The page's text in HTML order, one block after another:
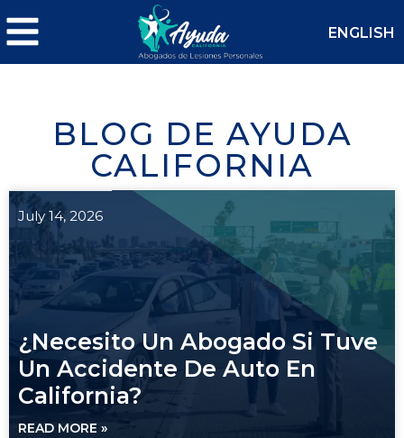
ENGLISH
BLOG DE AYUDA
CALIFORNIA
¿Necesito Un Abogado Si Tuve
Un Accidente De Auto En
California?
READ MORE »
July 14, 2026